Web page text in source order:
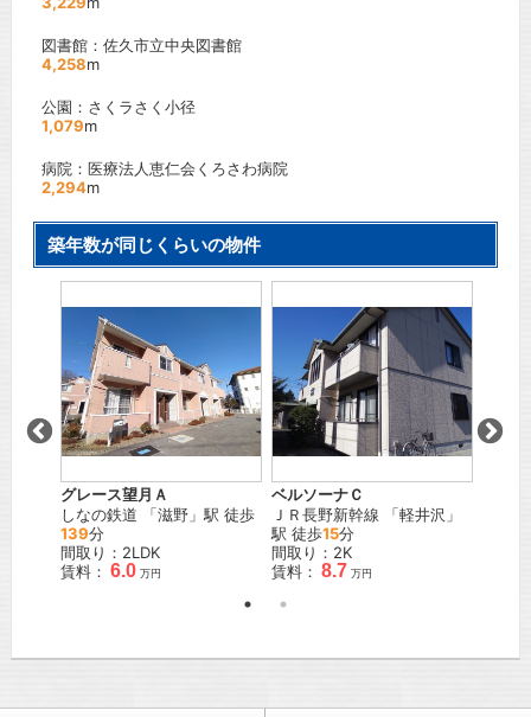
図書館：佐久市立中央図書館
4,258m
公園：さくラさく小径
1,079m
病院：医療法人恵仁会くろさわ病院
2,294m
築年数が同じくらいの物件
グレース望月Ａ
しなの鉄道 「滋野 」駅 徒歩
139分
間取り：2LDK
賃料： 6.0 万円
ベルソーナＣ
ＪＲ長野新幹線 「軽井沢 」
駅 徒歩15分
間取り：2K
賃料： 8.7 万円